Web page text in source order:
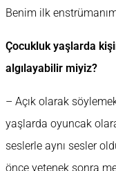
Benim ilk
Çocukluk yaşlarda
algılayabilir miyiz?
– Açık olarak
yaşlarda oyuncak
seslerle aynı sesler
önce yetenek sonra